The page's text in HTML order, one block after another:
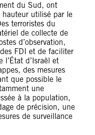
du Sud, ont
utilisé par le
terroristes du
de collecte de
d’observation,
FDI et de faciliter
l’État d’Israël et
des mesures
que possible le
une
à la population,
de précision, une
de surveillance